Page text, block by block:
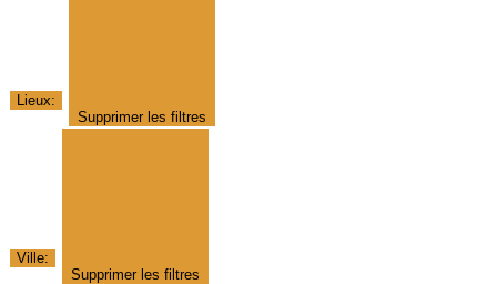
Lieux:
Supprimer les filtres
Ville:
Supprimer les filtres